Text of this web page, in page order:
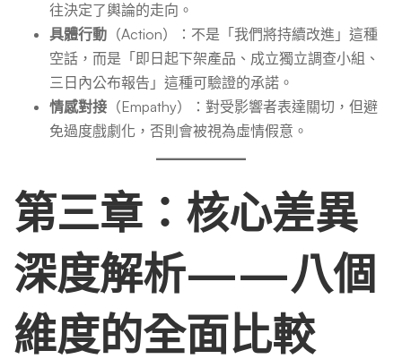
往決定了輿論的走向。
具體行動 （Action）：不是「我們將持續改進」這種
空話，而是「即日起下架產品、成立獨立調查小組、
三日內公布報告」這種可驗證的承諾。
情感對接 （Empathy）：對受影響者表達關切，但避
免過度戲劇化，否則會被視為虛情假意。
第三章：核心差異
深度解析——八個
維度的全面比較